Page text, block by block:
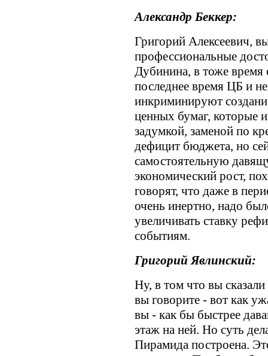
Александр Беккер:
Григорий Алексеевич,
профессиональные
Дубинина, в тоже время
последнее время ЦБ и
инкриминируют
ценных бумаг, которые
задумкой, заменой по
дефицит бюджета, но
самостоятельную
экономический рост,
говорят, что даже в
очень инертно, надо
увеличивать ставку
событиям.
Григорий Явлинский:
Ну, в том что вы
вы говорите - вот как
вы - как бы быстрее
этаж на ней. Но суть
Пирамида построена.